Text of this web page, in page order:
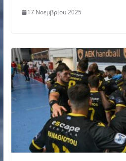
17 Νοεμβρίου 2025